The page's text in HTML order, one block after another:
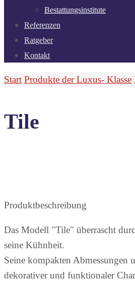
Bestattungsinstitute
Referenzen
Ratgeber
Kontakt
Start Produkte der Luxus- Klasse
Tile
Produktbeschreibung
Das Modell "Tile" überrascht
seine Kühnheit.
Seine kompakten Abmessungen
dekorativer und funktionaler